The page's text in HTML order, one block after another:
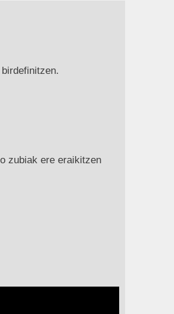
zubiak ere eraikitzen